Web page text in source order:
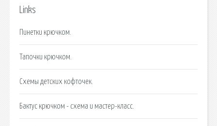
Links
Пинетки крючком.
Тапочки крючком.
Схемы детских кофточек.
Бактус крючком - схема и мастер-класс.